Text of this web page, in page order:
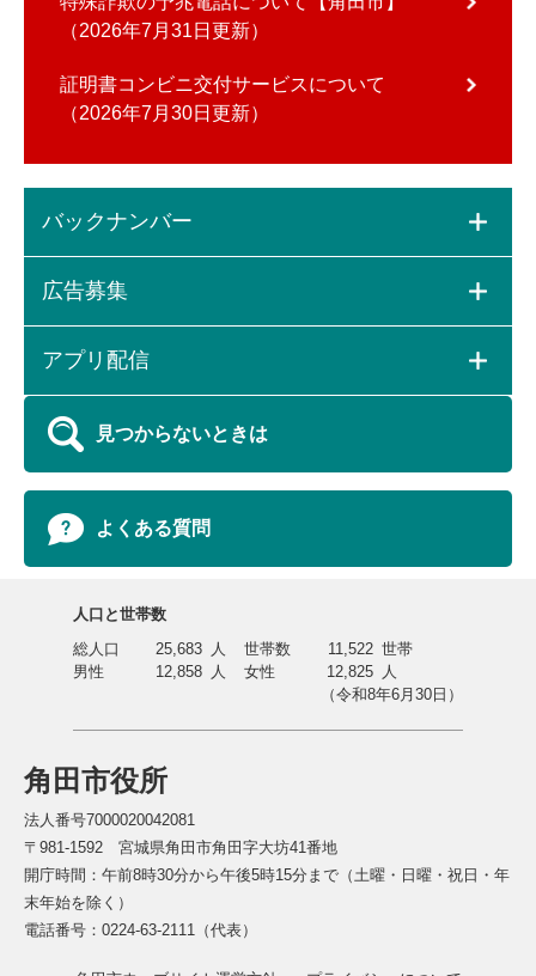
2026年7月31日更新
証明書コンビニ交付サービスについて
2026年7月30日更新
バックナンバー
広告募集
アプリ配信
見つからないときは
よくある質問
角田市役所
法人番号7000020042081
〒981-1592 宮城県角田市角田字大坊41番地
開庁時間：午前8時30分から午後5時15分まで（土曜・日曜・祝日・年
末年始を除く）
電話番号：0224-63-2111（代表）
人口と世帯数
総人口
25,683 人 世帯数 11,522 世帯
男性
12,858 人 女性 12,825
人
（令和8年6月30日）